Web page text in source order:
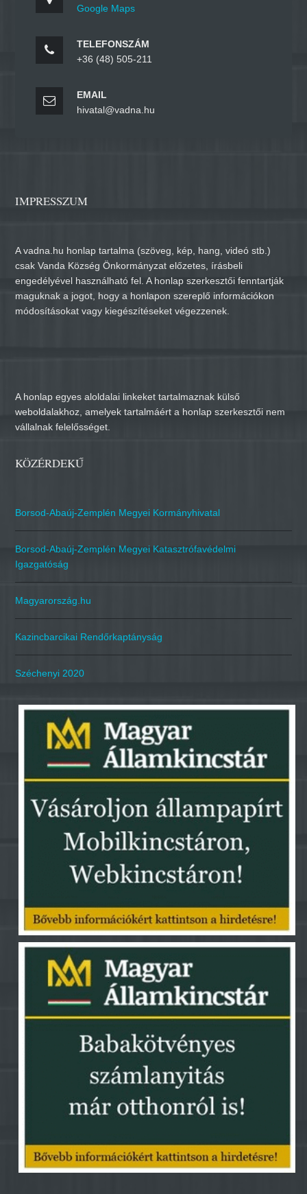
Google Maps
TELEFONSZÁM
+36 (48) 505-211
EMAIL
hivatal@vadna.hu
IMPRESSZUM
A vadna.hu honlap tartalma (szöveg, kép, hang, videó stb.)
csak Vanda Község Önkormányzat előzetes, írásbeli
engedélyével használható fel. A honlap szerkesztői fenntartják
maguknak a jogot, hogy a honlapon szereplő információkon
módosításokat vagy kiegészítéseket végezzenek.
A honlap egyes aloldalai linkeket tartalmaznak külső
weboldalakhoz, amelyek tartalmáért a honlap szerkesztői nem
vállalnak felelősséget.
KÖZÉRDEKŰ
Borsod-Abaúj-Zemplén Megyei Kormányhivatal
Borsod-Abaúj-Zemplén Megyei Katasztrófavédelmi
Igazgatóság
Magyarország.hu
Kazincbarcikai Rendőrkaptányság
Széchenyi 2020